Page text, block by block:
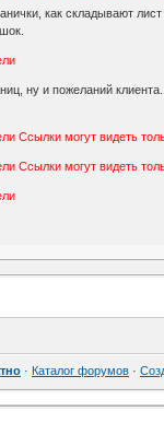
как складывают
ну и пожеланий клиента.
Ссылки могут видеть
Ссылки могут видеть
· Каталог форумов ·